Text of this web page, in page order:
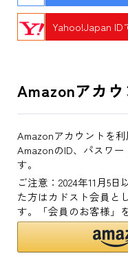
Yahoo!Japan ID
Amazonアカ
Amazonアカウントを
AmazonのID、パスワ
す。
ご注意：2024年11月5
た方はカドスト会員と
す。「会員のお客様」